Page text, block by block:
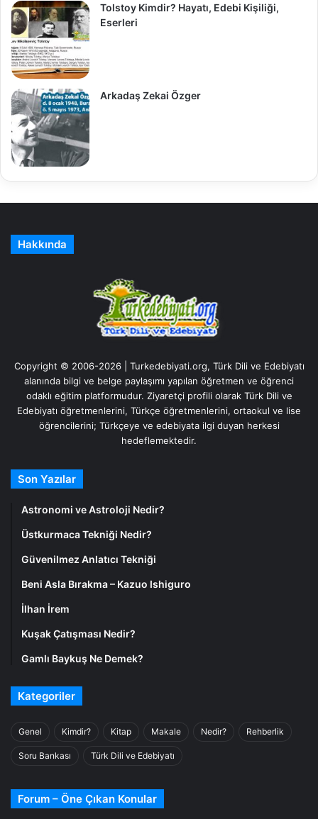
Tolstoy Kimdir? Hayatı, Edebi Kişiliği,
Eserleri
Arkadaş Zekai Özger
Hakkında
Copyright © 2006-2026 | Turkedebiyati.org, Türk Dili ve Edebiyatı
alanında bilgi ve belge paylaşımı yapılan öğretmen ve öğrenci
odaklı eğitim platformudur. Ziyaretçi profili olarak Türk Dili ve
Edebiyatı öğretmenlerini, Türkçe öğretmenlerini, ortaokul ve lise
öğrencilerini; Türkçeye ve edebiyata ilgi duyan herkesi
hedeflemektedir.
Son Yazılar
Astronomi ve Astroloji Nedir?
Üstkurmaca Tekniği Nedir?
Güvenilmez Anlatıcı Tekniği
Beni Asla Bırakma – Kazuo Ishiguro
İlhan İrem
Kuşak Çatışması Nedir?
Gamlı Baykuş Ne Demek?
Kategoriler
Genel Kimdir? Kitap Makale Nedir? Rehberlik
Soru Bankası Türk Dili ve Edebiyatı
Forum – Öne Çıkan Konular